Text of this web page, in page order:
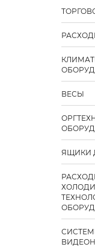
ВЕСЫ
ЯЩИКИ